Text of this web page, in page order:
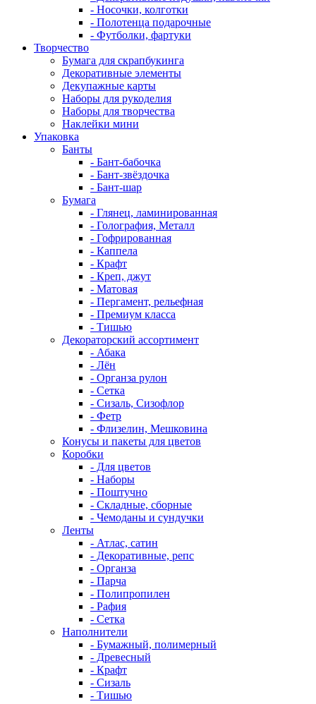
- Носочки, колготки
- Полотенца подарочные
- Футболки, фартуки
Творчество
Бумага для скрапбукинга
Декоративные элементы
Декупажные карты
Наборы для рукоделия
Наборы для творчества
Наклейки мини
Упаковка
Банты
- Бант-бабочка
- Бант-звёздочка
- Бант-шар
Бумага
- Глянец, ламинированная
- Голография, Металл
- Гофрированная
- Каппела
- Крафт
- Креп, джут
- Матовая
- Пергамент, рельефная
- Премиум класса
- Тишью
Декораторский ассортимент
- Абака
- Лён
- Органза рулон
- Сетка
- Сизаль, Сизофлор
- Фетр
- Флизелин, Мешковина
Конусы и пакеты для цветов
Коробки
- Для цветов
- Наборы
- Поштучно
- Складные, сборные
- Чемоданы и сундучки
Ленты
- Атлас, сатин
- Декоративные, репс
- Органза
- Парча
- Полипропилен
- Рафия
- Сетка
Наполнители
- Бумажный, полимерный
- Древесный
- Крафт
- Сизаль
- Тишью